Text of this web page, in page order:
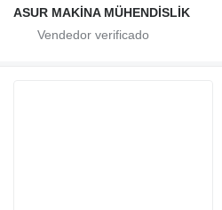
ASUR MAKİNA MÜHENDİSLİK